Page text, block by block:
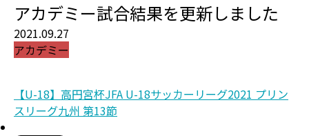
アカデミー試合結果を更新しました
2021.09.27
アカデミー
【U-18】高円宮杯JFA U-18サッカーリーグ2021 プリン
スリーグ九州 第13節